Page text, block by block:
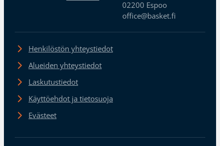
02200 Espoo
office@basket.fi
Henkilöstön yhteystiedot
Alueiden yhteystiedot
Laskutustiedot
Käyttöehdot ja tietosuoja
Evästeet